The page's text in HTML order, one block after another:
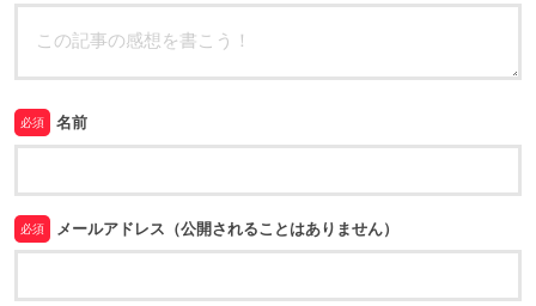
必須 名前
必須 メールアドレス（公開されることはありません）